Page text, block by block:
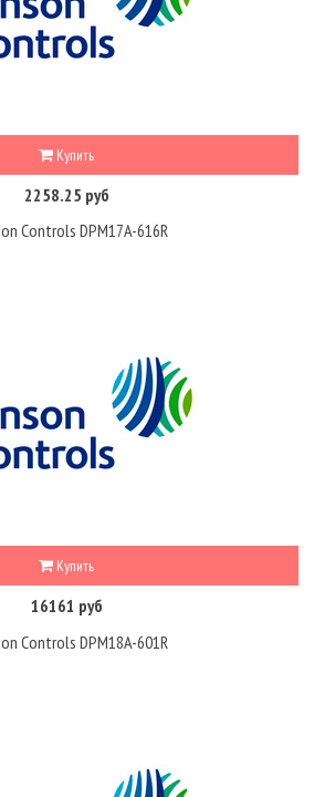
Купить
2258.25 руб
Controls DPM17A-616R
Купить
16161 руб
Controls DPM18A-601R